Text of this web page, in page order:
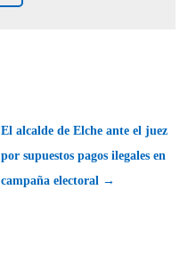
El alcalde de Elche ante el juez
por supuestos pagos ilegales en
campaña electoral →